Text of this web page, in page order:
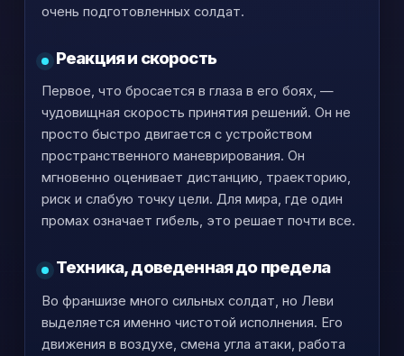
очень подготовленных солдат.
Реакция и скорость
Первое, что бросается в глаза в его боях, —
чудовищная скорость принятия решений. Он не
просто быстро двигается с устройством
пространственного маневрирования. Он
мгновенно оценивает дистанцию, траекторию,
риск и слабую точку цели. Для мира, где один
промах означает гибель, это решает почти все.
Техника, доведенная до предела
Во франшизе много сильных солдат, но Леви
выделяется именно чистотой исполнения. Его
движения в воздухе, смена угла атаки, работа